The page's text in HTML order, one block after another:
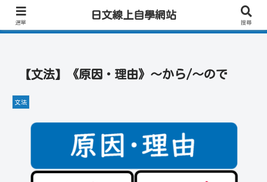
日文學習首選｜快速學會實用日文｜專業日籍老師一對一線上教學｜高效會話練
【文法】《原因・理由》～から/～ので
文法
選單
日文線上自學網站
搜尋